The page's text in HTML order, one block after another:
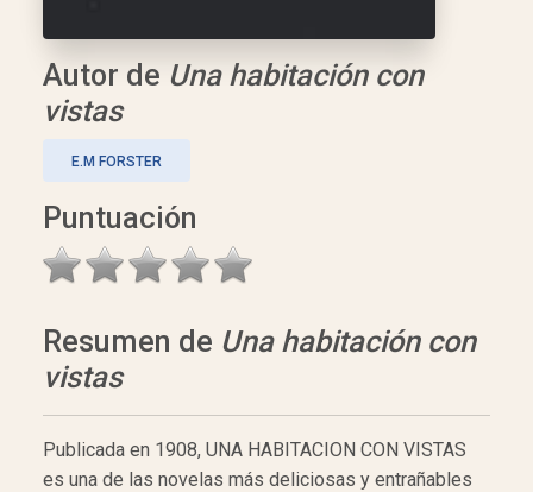
Autor de Una habitación con
vistas
E.M FORSTER
Puntuación
Resumen de Una habitación con
vistas
Publicada en 1908, UNA HABITACION CON VISTAS
es una de las novelas más deliciosas y entrañables